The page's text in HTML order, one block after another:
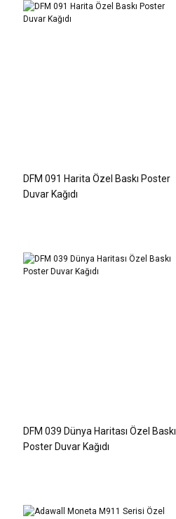
DFM 091 Harita Özel Baskı Poster
Duvar Kağıdı
DFM 039 Dünya Haritası Özel Baskı
Poster Duvar Kağıdı